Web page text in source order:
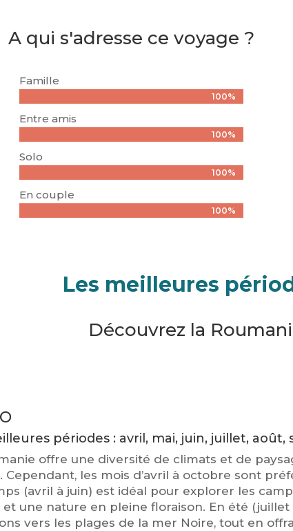
A qui s'adresse ce voyage ?
Famille
100%
100%
Entre amis
100%
100%
Solo
100%
100%
En couple
100%
100%
Les meilleures
Découvrez la
périodes : avril, mai, juin, juillet,
offre une diversité de climats et de
Cependant, les mois d’avril à octobre sont
(avril à juin) est idéal pour explorer les
et une nature en pleine floraison. En été
vers les plages de la mer Noire, tout en